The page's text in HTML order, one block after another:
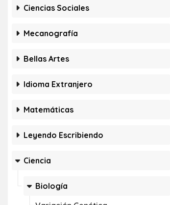
Ciencias Sociales
Mecanografía
Bellas Artes
Idioma Extranjero
Matemáticas
Leyendo Escribiendo
Ciencia
Biología